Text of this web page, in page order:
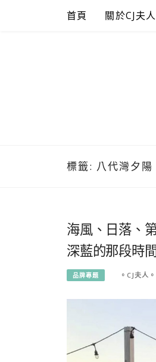
首頁 關於CJ夫人
標籤: 八代灣夕陽
海風、日落、
深藍的那段時間
品牌專題 。CJ夫人。